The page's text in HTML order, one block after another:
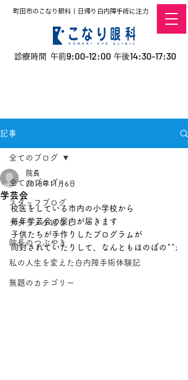
町田市のこなり眼科｜日帰り白内障手術に注力
診療時間 午前9:00-12:00 午後14:30-17:30
記事
全てのブログ
スタッフブログ
デタラメ小ばなし
院長のつぶやき
私の人生を変えた白内障手術体験記
無題のカテゴリー
全てのブログ
学芸会
院長
2018年11月6日
校医をしている市内の小学校から
毎年学芸会の案内が届きます
子供たちが手作りしたプログラムが
同封されていたりして、なんともほのぼの^^;